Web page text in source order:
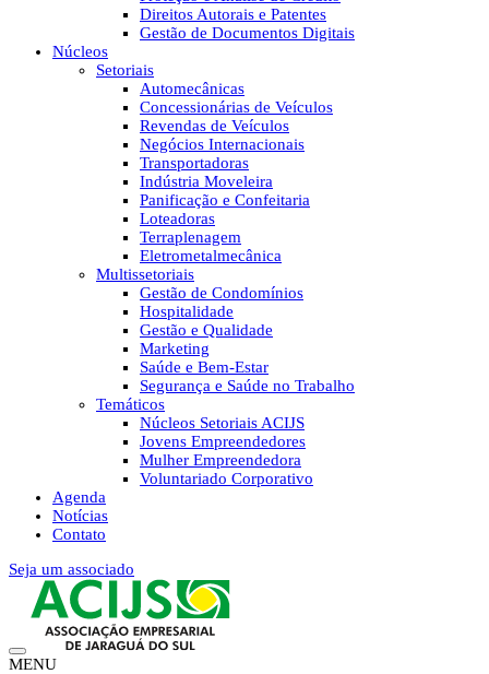
Direitos Autorais e Patentes
Gestão de Documentos Digitais
Núcleos
Setoriais
Automecânicas
Concessionárias de Veículos
Revendas de Veículos
Negócios Internacionais
Transportadoras
Indústria Moveleira
Panificação e Confeitaria
Loteadoras
Terraplenagem
Eletrometalmecânica
Multissetoriais
Gestão de Condomínios
Hospitalidade
Gestão e Qualidade
Marketing
Saúde e Bem-Estar
Segurança e Saúde no Trabalho
Temáticos
Núcleos Setoriais ACIJS
Jovens Empreendedores
Mulher Empreendedora
Voluntariado Corporativo
Agenda
Notícias
Contato
Seja um associado
MENU